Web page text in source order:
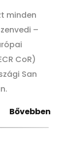
minden
–
CoR)
San
Bővebben